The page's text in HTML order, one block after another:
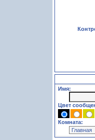
Имя:
Цвет
Комната: